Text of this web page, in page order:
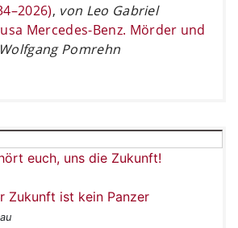
, von Leo Gabriel
Mercedes-Benz. Mörder und
Pomrehn
euch, uns die Zukunft!
Zukunft ist kein Panzer